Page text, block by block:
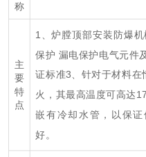
称
主
要
特
点
1、炉膛顶部安装防爆机
保护 漏电保护电气元件
证标准3、针对于材料在
火，其最高温度可高达
嵌有冷却水管，以保
好。